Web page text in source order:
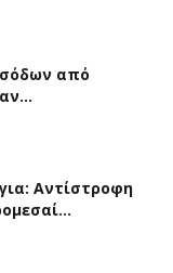
από
Αντίστροφη